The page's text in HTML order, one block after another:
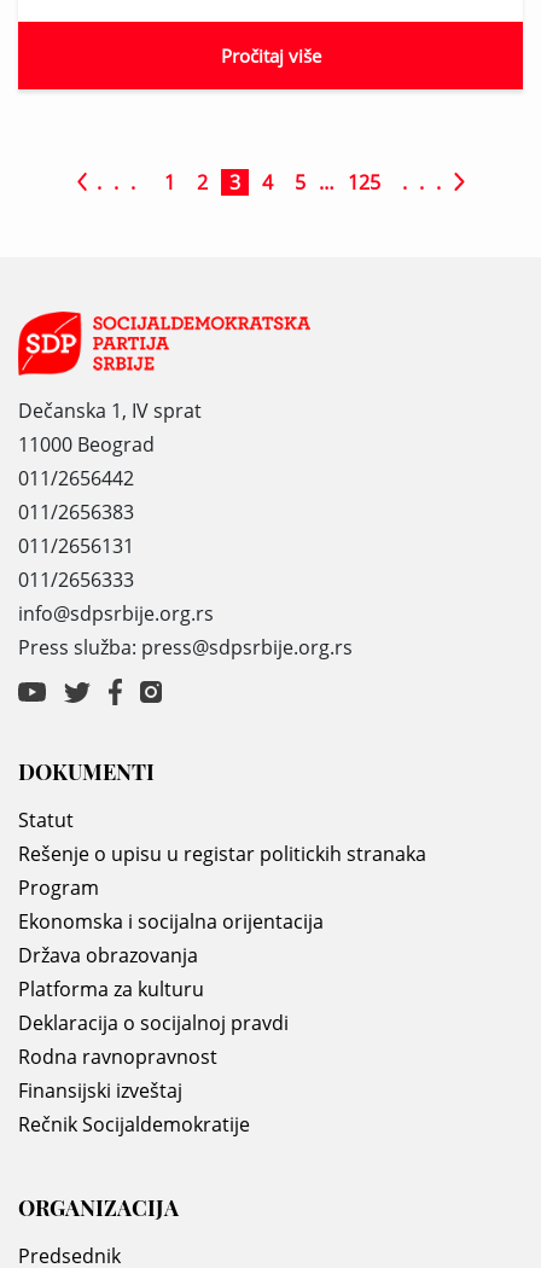
Pročitaj više
. . . 1 2 3 4 5 … 125 . . .
Dečanska 1, IV sprat
11000 Beograd
011/2656442
011/2656383
011/2656131
011/2656333
info@sdpsrbije.org.rs
Press služba: press@sdpsrbije.org.rs
DOKUMENTI
Statut
Rešenje o upisu u registar politickih stranaka
Program
Ekonomska i socijalna orijentacija
Država obrazovanja
Platforma za kulturu
Deklaracija o socijalnoj pravdi
Rodna ravnopravnost
Finansijski izveštaj
Rečnik Socijaldemokratije
ORGANIZACIJA
Predsednik